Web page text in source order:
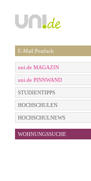
E-Mail Postfach
uni.de MAGAZIN
uni.de PINNWAND
STUDIENTIPPS
HOCHSCHULEN
HOCHSCHULNEWS
WOHNUNGSSUCHE